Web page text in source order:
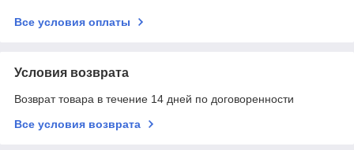
Все условия оплаты
Условия возврата
Возврат товара в течение 14 дней по договоренности
Все условия возврата